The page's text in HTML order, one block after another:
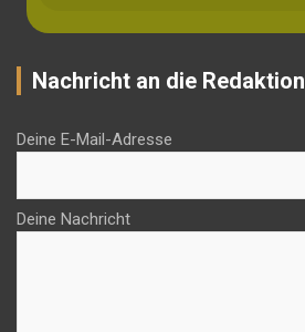
Nachricht an die Redaktion
Deine E-Mail-Adresse
Deine Nachricht